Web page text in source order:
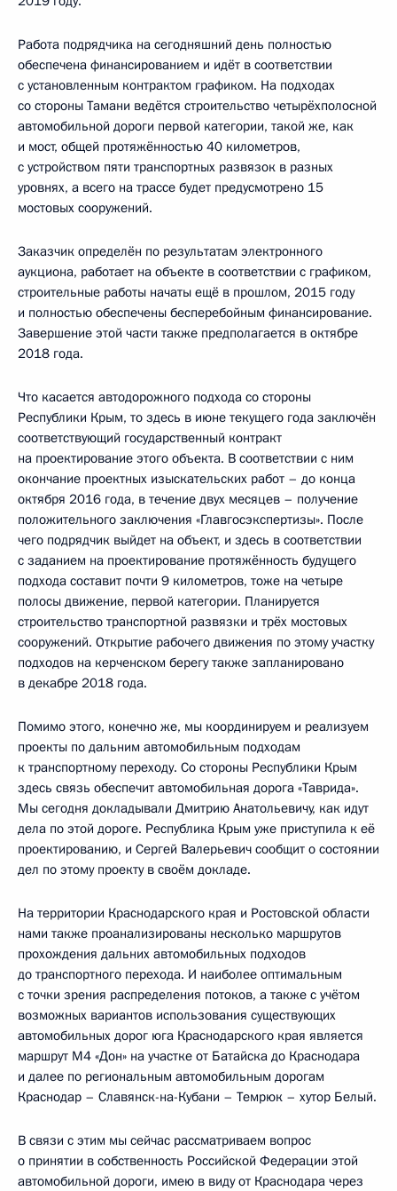
Работа подрядчика на сегодняшний день полностью
обеспечена финансированием и идёт в соответствии
с установленным контрактом графиком. На подходах
со стороны Тамани ведётся строительство четырёхполосной
автомобильной дороги первой категории, такой же, как
и мост, общей протяжённостью 40 километров,
с устройством пяти транспортных развязок в разных
уровнях, а всего на трассе будет предусмотрено 15
мостовых сооружений.
Заказчик определён по результатам электронного
аукциона, работает на объекте в соответствии с графиком,
строительные работы начаты ещё в прошлом, 2015 году
и полностью обеспечены бесперебойным финансирование.
Завершение этой части также предполагается в октябре
2018 года.
Что касается автодорожного подхода со стороны
Республики Крым, то здесь в июне текущего года заключён
соответствующий государственный контракт
на проектирование этого объекта. В соответствии с ним
окончание проектных изыскательских работ – до конца
октября 2016 года, в течение двух месяцев – получение
положительного заключения «Главгосэкспертизы». После
чего подрядчик выйдет на объект, и здесь в соответствии
с заданием на проектирование протяжённость будущего
подхода составит почти 9 километров, тоже на четыре
полосы движение, первой категории. Планируется
строительство транспортной развязки и трёх мостовых
сооружений. Открытие рабочего движения по этому участку
подходов на керченском берегу также запланировано
в декабре 2018 года.
Помимо этого, конечно же, мы координируем и реализуем
проекты по дальним автомобильным подходам
к транспортному переходу. Со стороны Республики Крым
здесь связь обеспечит автомобильная дорога «Таврида».
Мы сегодня докладывали Дмитрию Анатольевичу, как идут
дела по этой дороге. Республика Крым уже приступила к её
проектированию, и Сергей Валерьевич сообщит о состоянии
дел по этому проекту в своём докладе.
На территории Краснодарского края и Ростовской области
нами также проанализированы несколько маршрутов
прохождения дальних автомобильных подходов
до транспортного перехода. И наиболее оптимальным
с точки зрения распределения потоков, а также с учётом
возможных вариантов использования существующих
автомобильных дорог юга Краснодарского края является
маршрут М4 «Дон» на участке от Батайска до Краснодара
и далее по региональным автомобильным дорогам
Краснодар – Славянск-на-Кубани – Темрюк – хутор Белый.
В связи с этим мы сейчас рассматриваем вопрос
о принятии в собственность Российской Федерации этой
автомобильной дороги, имею в виду от Краснодара через